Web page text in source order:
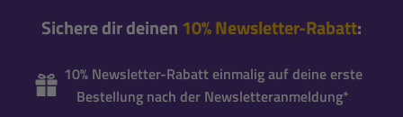
Sichere dir deinen 10% Newsletter-Rabatt:
10% Newsletter-Rabatt einmalig auf deine erste
Bestellung nach der Newsletteranmeldung*